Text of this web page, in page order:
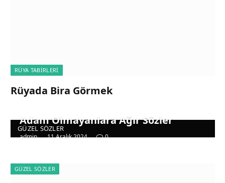
RÜYA TABIRLERI
Rüyada Bira Görmek
GÜZEL SÖZLER
Adam Olmayanlara Ağır Sözler
admin 11 Aralık 2024 0
GÜZEL SÖZLER